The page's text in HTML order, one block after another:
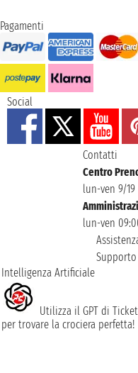
Pagamenti
Social
Contatti
Centro
lun-ven 9/19
lun-ven
Intelligenza Artificiale
Utilizza il GPT di
per trovare la crociera perfetta!